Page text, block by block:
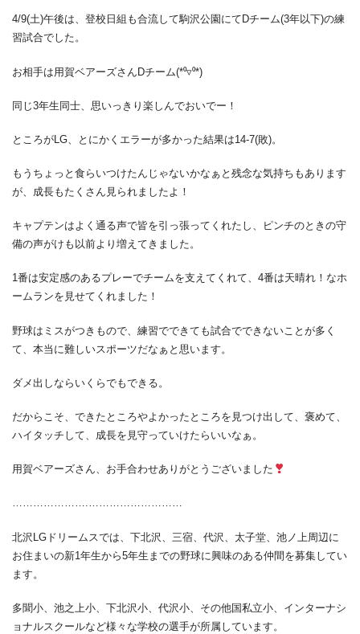
4/9(土)午後は、登校日組も合流して駒沢公園にてDチーム(3年以下)の練
習試合でした。
お相手は用賀ベアーズさんDチーム(*⁰▿⁰*)
同じ3年生同士、思いっきり楽しんでおいでー！
ところがLG、とにかくエラーが多かった結果は14-7(敗)。
もうちょっと食らいつけたんじゃないかなぁと残念な気持ちもあります
が、成長もたくさん見られましたよ！
キャプテンはよく通る声で皆を引っ張ってくれたし、ピンチのときの守
備の声がけも以前より増えてきました。
1番は安定感のあるプレーでチームを支えてくれて、4番は天晴れ！なホ
ームランを見せてくれました！
野球はミスがつきもので、練習でできても試合でできないことが多く
て、本当に難しいスポーツだなぁと思います。
ダメ出しならいくらでもできる。
だからこそ、できたところやよかったところを見つけ出して、褒めて、
ハイタッチして、成長を見守っていけたらいいなぁ。
用賀ベアーズさん、お手合わせありがとうございました
………………….………………………
北沢LGドリームスでは、下北沢、三宿、代沢、太子堂、池ノ上周辺に
お住まいの新1年生から5年生までの野球に興味のある仲間を募集してい
ます。
多聞小、池之上小、下北沢小、代沢小、その他国私立小、インターナシ
ョナルスクールなど様々な学校の選手が所属しています。